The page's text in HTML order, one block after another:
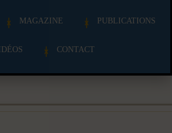
MAGAZINE PUBLICATIONS
CONTACT